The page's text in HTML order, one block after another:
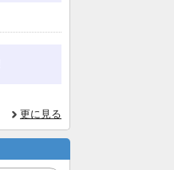
更に見る